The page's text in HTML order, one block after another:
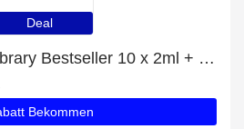
Deal
Rabatt für Scent Library Bestseller 10 x 2ml + zusätzlicher 12%-Rabattgutschein
Bekommen